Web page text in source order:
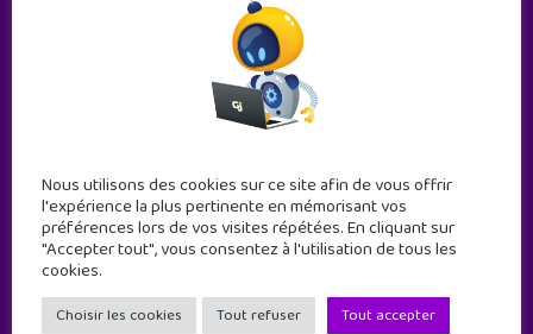
Geek Junior est le premier site de culture numérique
à destination des adolescents.
Nous utilisons des cookies sur ce site afin de vous offrir
l'expérience la plus pertinente en mémorisant vos
préférences lors de vos visites répétées. En cliquant sur
"Accepter tout", vous consentez à l'utilisation de tous les
cookies.
Choisir les cookies Tout refuser Tout accepter